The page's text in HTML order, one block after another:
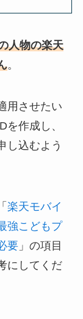
人物の楽天
。
用させたい
作成し、
し込むよう
楽天モバイ
強こどもプ
要」の項目
にしてくだ